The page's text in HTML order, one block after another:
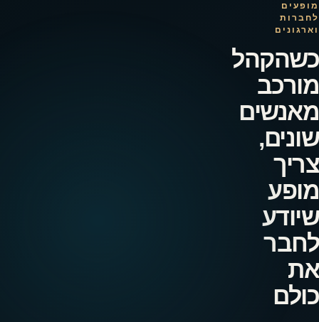
מופעים
לחברות
וארגונים
כשהקהל
מורכב
מאנשים
שונים,
צריך
מופע
שיודע
לחבר
את
כולם